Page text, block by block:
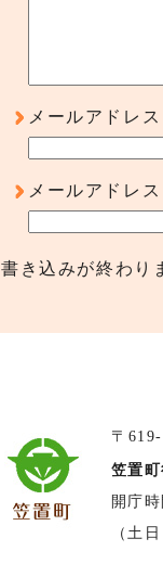
メールアドレ
メールアドレ
書き込みが終わり
〒
笠置
開庁
（土